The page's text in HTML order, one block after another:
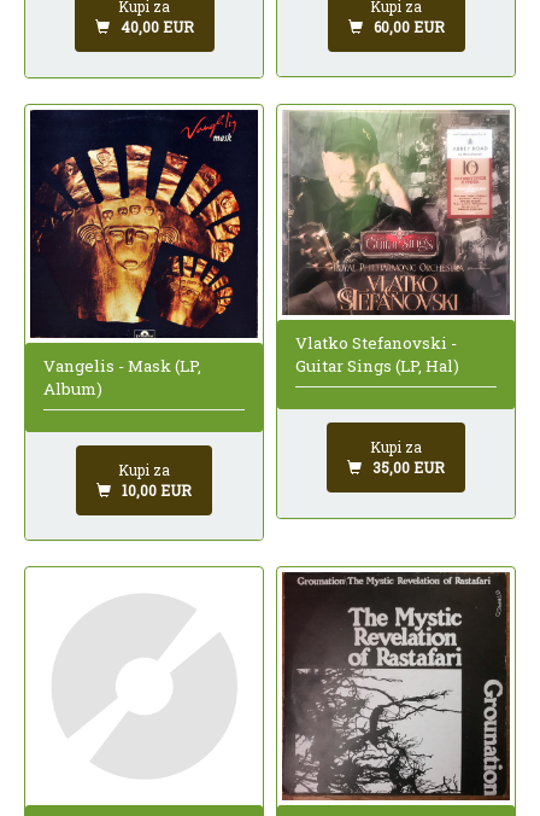
Kupi za
40,00 EUR
Kupi za
60,00 EUR
Vangelis - Mask (LP,
Album)
Kupi za
10,00 EUR
Vlatko Stefanovski -
Guitar Sings (LP, Hal)
Kupi za
35,00 EUR